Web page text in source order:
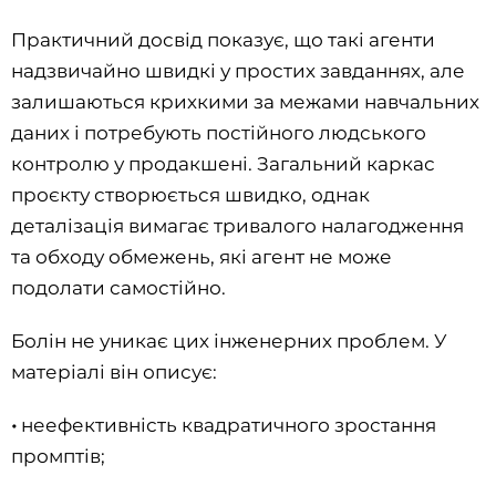
Практичний досвід показує, що такі агенти
надзвичайно швидкі у простих завданнях, але
залишаються крихкими за межами навчальних
даних і потребують постійного людського
контролю у продакшені. Загальний каркас
проєкту створюється швидко, однак
деталізація вимагає тривалого налагодження
та обходу обмежень, які агент не може
подолати самостійно.
Болін не уникає цих інженерних проблем. У
матеріалі він описує:
• неефективність квадратичного зростання
промптів;